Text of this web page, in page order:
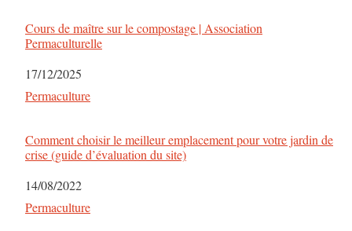
Cours de maître sur le compostage | Association
Permaculturelle
Date
17/12/2025
Par rapport à
Permaculture
Comment choisir le meilleur emplacement pour votre jardin de
crise (guide d’évaluation du site)
Date
14/08/2022
Par rapport à
Permaculture